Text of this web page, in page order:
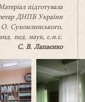
підготувала
ДНПБ України
Сухомлинського,
пед. наук, с.н.с.
С. В. Лапаєнко